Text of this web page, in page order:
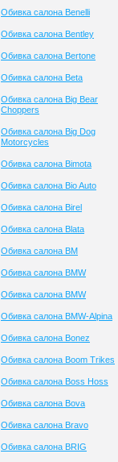
Обивка салона Benelli
Обивка салона Bentley
Обивка салона Bertone
Обивка салона Beta
Обивка салона Big Bear
Choppers
Обивка салона Big Dog
Motorcycles
Обивка салона Bimota
Обивка салона Bio Auto
Обивка салона Birel
Обивка салона Blata
Обивка салона BM
Обивка салона BMW
Обивка салона BMW
Обивка салона BMW-Alpina
Обивка салона Bonez
Обивка салона Boom Trikes
Обивка салона Boss Hoss
Обивка салона Bova
Обивка салона Bravo
Обивка салона BRIG